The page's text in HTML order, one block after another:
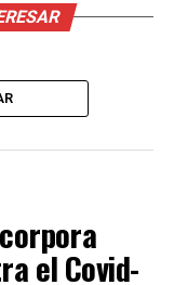
el Covid-